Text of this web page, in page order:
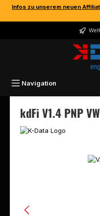
Zum Hauptinhalt springen
Infos zu unserem neuen
Navigation
kdFi V1.4 PNP
Bildergalerie überspringen